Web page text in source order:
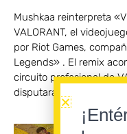
Mushkaa reinterpreta
VALORANT, el
por Riot Games,
Legends» . El remix
circuito profesional de
disputarán en Badalona